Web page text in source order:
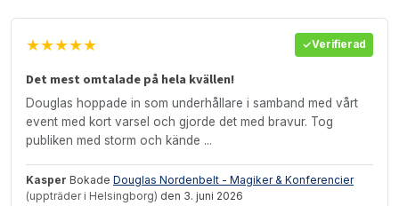
★★★★★ Verifierad
Det mest omtalade på hela kvällen!
Douglas hoppade in som underhållare i samband med vårt
event med kort varsel och gjorde det med bravur. Tog
publiken med storm och kände ...
Kasper Bokade Douglas Nordenbelt - Magiker & Konferencier
(uppträder i Helsingborg) den 3. juni 2026